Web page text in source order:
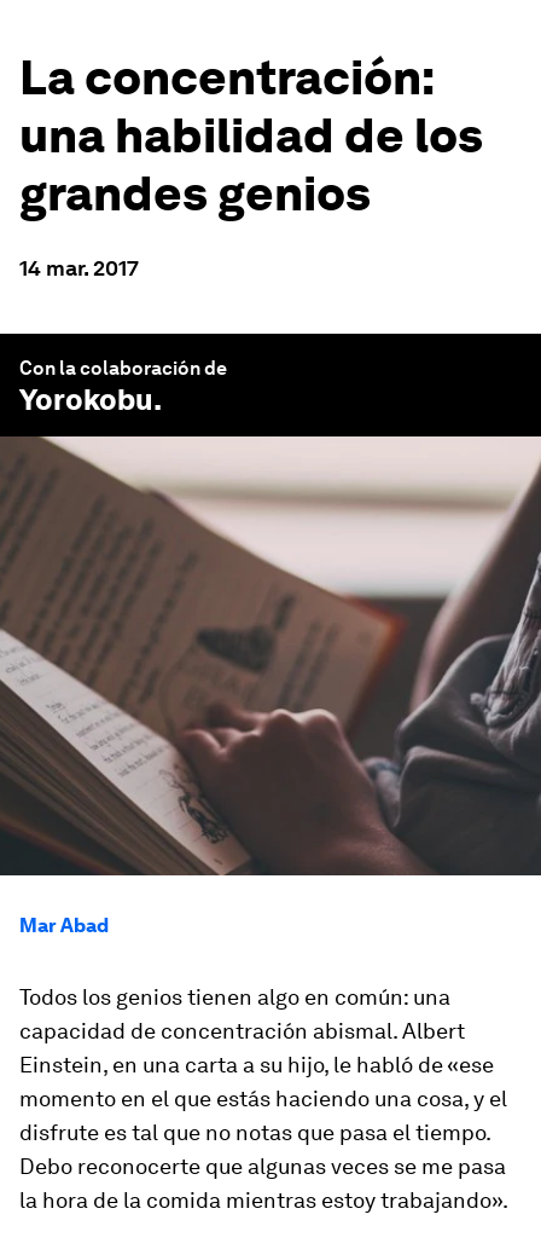
La concentración:
una habilidad de los
grandes genios
14 mar. 2017
Con la colaboración de
Yorokobu.
Mar Abad
Todos los genios tienen algo en común: una
capacidad de concentración abismal. Albert
Einstein, en una carta a su hijo, le habló de «ese
momento en el que estás haciendo una cosa, y el
disfrute es tal que no notas que pasa el tiempo.
Debo reconocerte que algunas veces se me pasa
la hora de la comida mientras estoy trabajando».